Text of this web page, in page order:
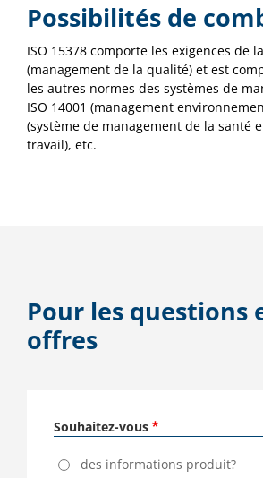
Possibilités de
ISO 15378 comporte les exigences de
(management de la qualité) et est
les autres normes des systèmes de
ISO 14001 (management
(système de management de la santé
travail), etc.
Pour les questions
offres
Souhaitez-vous
des informations produit?